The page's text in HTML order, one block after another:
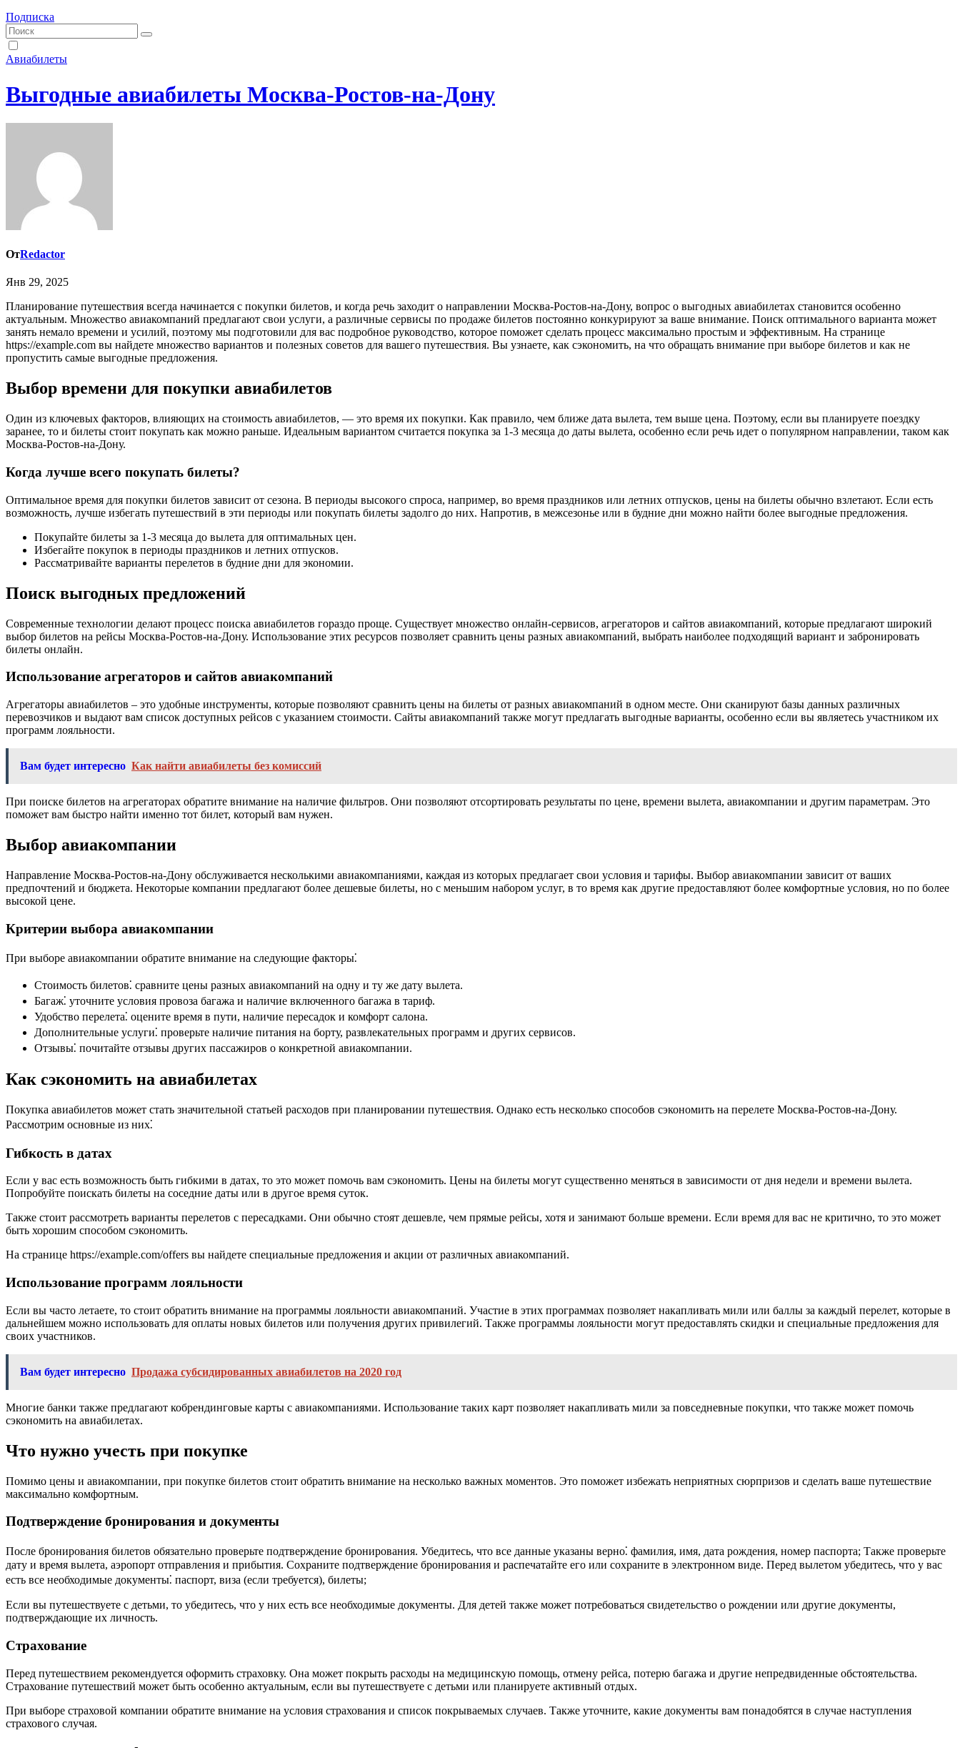
Подписка
Авиабилеты
Выгодные авиабилеты Москва-Ростов-на-Дону
ОтRedactor
Янв 29, 2025
Планирование путешествия всегда начинается с покупки билетов, и когда речь заходит о направлении Москва-Ростов-на-Дону, вопрос о выгодных авиабилетах становится особенно
актуальным. Множество авиакомпаний предлагают свои услуги, а различные сервисы по продаже билетов постоянно конкурируют за ваше внимание. Поиск оптимального варианта может
занять немало времени и усилий, поэтому мы подготовили для вас подробное руководство, которое поможет сделать процесс максимально простым и эффективным. На странице
https://example.com вы найдете множество вариантов и полезных советов для вашего путешествия. Вы узнаете, как сэкономить, на что обращать внимание при выборе билетов и как не
пропустить самые выгодные предложения.
Выбор времени для покупки авиабилетов
Один из ключевых факторов, влияющих на стоимость авиабилетов, — это время их покупки. Как правило, чем ближе дата вылета, тем выше цена. Поэтому, если вы планируете поездку
заранее, то и билеты стоит покупать как можно раньше. Идеальным вариантом считается покупка за 1-3 месяца до даты вылета, особенно если речь идет о популярном направлении, таком как
Москва-Ростов-на-Дону.
Когда лучше всего покупать билеты?
Оптимальное время для покупки билетов зависит от сезона. В периоды высокого спроса, например, во время праздников или летних отпусков, цены на билеты обычно взлетают. Если есть
возможность, лучше избегать путешествий в эти периоды или покупать билеты задолго до них. Напротив, в межсезонье или в будние дни можно найти более выгодные предложения.
Покупайте билеты за 1-3 месяца до вылета для оптимальных цен.
Избегайте покупок в периоды праздников и летних отпусков.
Рассматривайте варианты перелетов в будние дни для экономии.
Поиск выгодных предложений
Современные технологии делают процесс поиска авиабилетов гораздо проще. Существует множество онлайн-сервисов, агрегаторов и сайтов авиакомпаний, которые предлагают широкий
выбор билетов на рейсы Москва-Ростов-на-Дону. Использование этих ресурсов позволяет сравнить цены разных авиакомпаний, выбрать наиболее подходящий вариант и забронировать
билеты онлайн.
Использование агрегаторов и сайтов авиакомпаний
Агрегаторы авиабилетов – это удобные инструменты, которые позволяют сравнить цены на билеты от разных авиакомпаний в одном месте. Они сканируют базы данных различных
перевозчиков и выдают вам список доступных рейсов с указанием стоимости. Сайты авиакомпаний также могут предлагать выгодные варианты, особенно если вы являетесь участником их
программ лояльности.
Вам будет интересно Как найти авиабилеты без комиссий
При поиске билетов на агрегаторах обратите внимание на наличие фильтров. Они позволяют отсортировать результаты по цене, времени вылета, авиакомпании и другим параметрам. Это
поможет вам быстро найти именно тот билет, который вам нужен.
Выбор авиакомпании
Направление Москва-Ростов-на-Дону обслуживается несколькими авиакомпаниями, каждая из которых предлагает свои условия и тарифы. Выбор авиакомпании зависит от ваших
предпочтений и бюджета. Некоторые компании предлагают более дешевые билеты, но с меньшим набором услуг, в то время как другие предоставляют более комфортные условия, но по более
высокой цене.
Критерии выбора авиакомпании
При выборе авиакомпании обратите внимание на следующие факторы⁚
Стоимость билетов⁚ сравните цены разных авиакомпаний на одну и ту же дату вылета.
Багаж⁚ уточните условия провоза багажа и наличие включенного багажа в тариф.
Удобство перелета⁚ оцените время в пути, наличие пересадок и комфорт салона.
Дополнительные услуги⁚ проверьте наличие питания на борту, развлекательных программ и других сервисов.
Отзывы⁚ почитайте отзывы других пассажиров о конкретной авиакомпании.
Как сэкономить на авиабилетах
Покупка авиабилетов может стать значительной статьей расходов при планировании путешествия. Однако есть несколько способов сэкономить на перелете Москва-Ростов-на-Дону.
Рассмотрим основные из них⁚
Гибкость в датах
Если у вас есть возможность быть гибкими в датах, то это может помочь вам сэкономить. Цены на билеты могут существенно меняться в зависимости от дня недели и времени вылета.
Попробуйте поискать билеты на соседние даты или в другое время суток.
Также стоит рассмотреть варианты перелетов с пересадками. Они обычно стоят дешевле, чем прямые рейсы, хотя и занимают больше времени. Если время для вас не критично, то это может
быть хорошим способом сэкономить.
На странице https://example.com/offers вы найдете специальные предложения и акции от различных авиакомпаний.
Использование программ лояльности
Если вы часто летаете, то стоит обратить внимание на программы лояльности авиакомпаний. Участие в этих программах позволяет накапливать мили или баллы за каждый перелет, которые в
дальнейшем можно использовать для оплаты новых билетов или получения других привилегий. Также программы лояльности могут предоставлять скидки и специальные предложения для
своих участников.
Вам будет интересно Продажа субсидированных авиабилетов на 2020 год
Многие банки также предлагают кобрендинговые карты с авиакомпаниями. Использование таких карт позволяет накапливать мили за повседневные покупки, что также может помочь
сэкономить на авиабилетах.
Что нужно учесть при покупке
Помимо цены и авиакомпании, при покупке билетов стоит обратить внимание на несколько важных моментов. Это поможет избежать неприятных сюрпризов и сделать ваше путешествие
максимально комфортным.
Подтверждение бронирования и документы
После бронирования билетов обязательно проверьте подтверждение бронирования. Убедитесь, что все данные указаны верно⁚ фамилия, имя, дата рождения, номер паспорта; Также проверьте
дату и время вылета, аэропорт отправления и прибытия. Сохраните подтверждение бронирования и распечатайте его или сохраните в электронном виде. Перед вылетом убедитесь, что у вас
есть все необходимые документы⁚ паспорт, виза (если требуется), билеты;
Если вы путешествуете с детьми, то убедитесь, что у них есть все необходимые документы. Для детей также может потребоваться свидетельство о рождении или другие документы,
подтверждающие их личность.
Страхование
Перед путешествием рекомендуется оформить страховку. Она может покрыть расходы на медицинскую помощь, отмену рейса, потерю багажа и другие непредвиденные обстоятельства.
Страхование путешествий может быть особенно актуальным, если вы путешествуете с детьми или планируете активный отдых.
При выборе страховой компании обратите внимание на условия страхования и список покрываемых случаев. Также уточните, какие документы вам понадобятся в случае наступления
страхового случая.